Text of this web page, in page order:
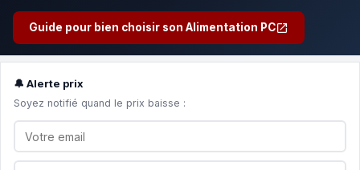
Guide pour bien choisir son Alimentation PC
🔔 Alerte prix
Soyez notifié quand le prix baisse :